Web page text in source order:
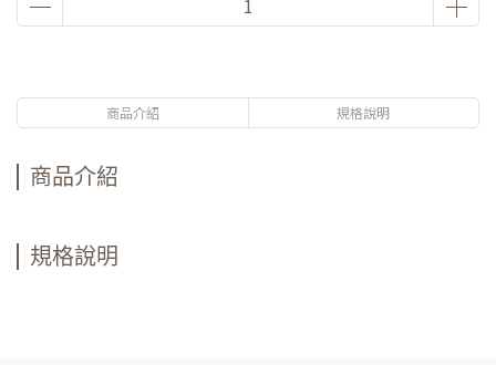
商品介紹 規格說明
商品介紹
規格說明